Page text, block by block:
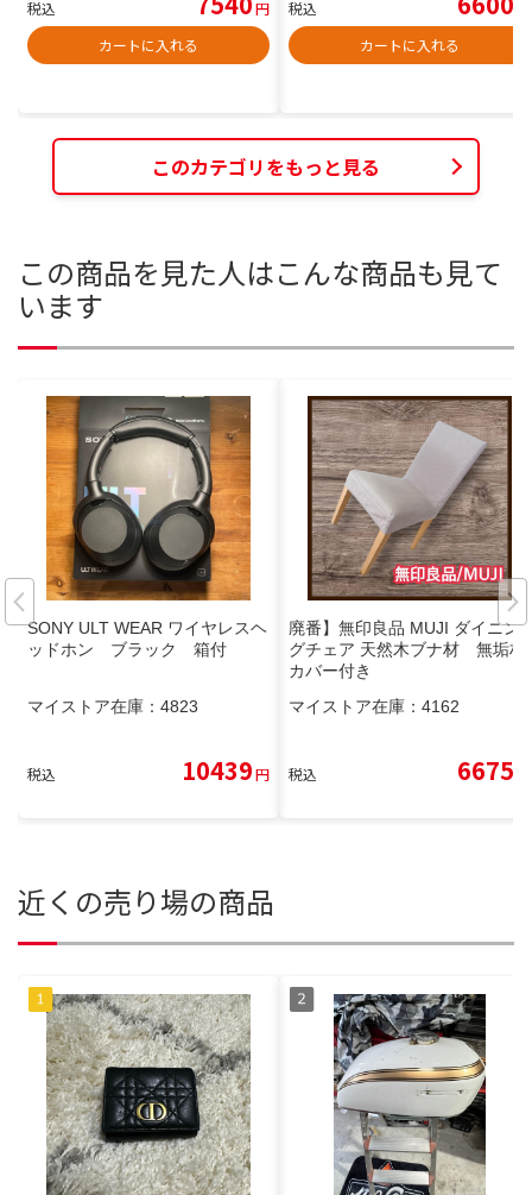
税込
円
カートに入れる
税込
カートに入れる
このカテゴリをもっと見る
この商品を見た人はこんな商品も見て
います
SONY ULT WEAR ワイヤレスヘ
ッドホン ブラック 箱付
マイストア在庫： 4823
税込 10439円
廃番】無印良品 MUJI ダイニン
グチェア 天然木ブナ材 無垢材
カバー付き
マイストア在庫： 4162
税込 6675
近くの売り場の商品